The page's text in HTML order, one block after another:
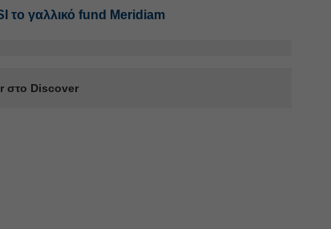
το γαλλικό fund Meridiam
στο Discover